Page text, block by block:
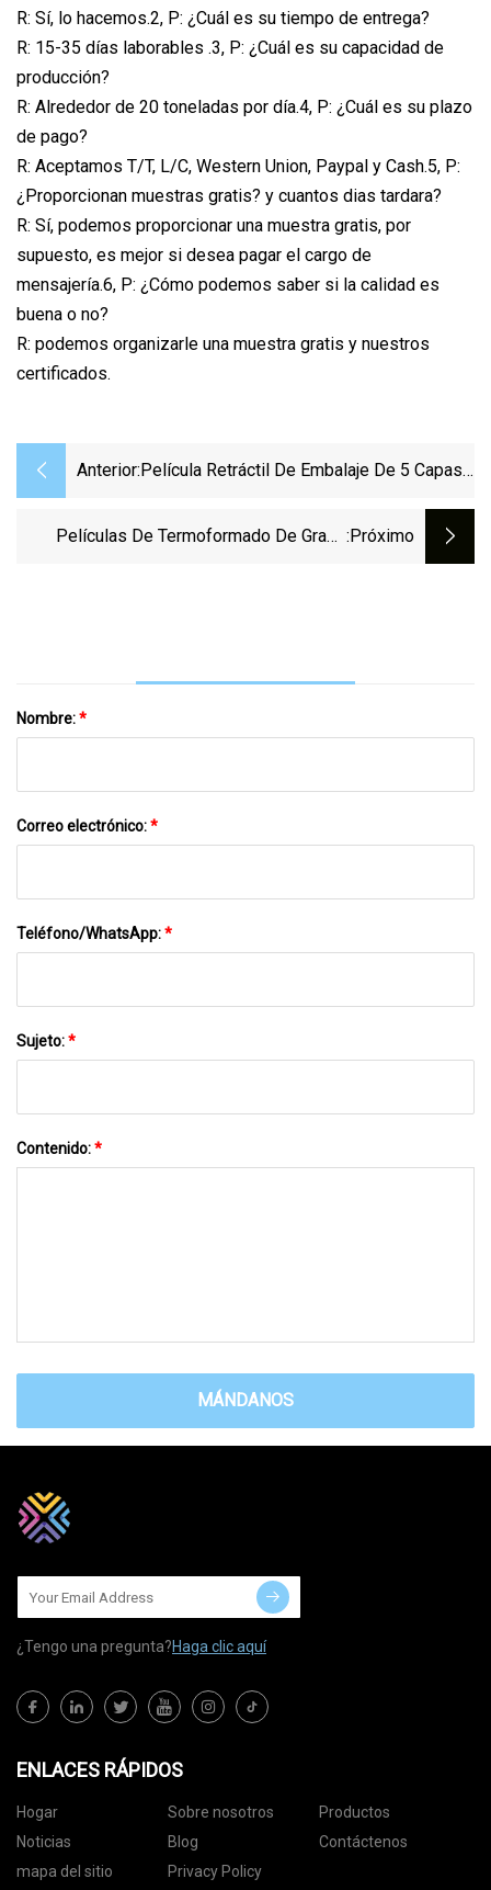
R: Sí, lo hacemos.2, P: ¿Cuál es su tiempo de entrega?
R: 15-35 días laborables .3, P: ¿Cuál es su capacidad de
producción?
R: Alrededor de 20 toneladas por día.4, P: ¿Cuál es su plazo
de pago?
R: Aceptamos T/T, L/C, Western Union, Paypal y Cash.5, P:
¿Proporcionan muestras gratis? y cuantos dias tardara?
R: Sí, podemos proporcionar una muestra gratis, por
supuesto, es mejor si desea pagar el cargo de
mensajería.6, P: ¿Cómo podemos saber si la calidad es
buena o no?
R: podemos organizarle una muestra gratis y nuestros
certificados.
Anterior: Película Retráctil De Embalaje De 5 Capas
PA/PE/EVOH/PVDC/EVA
Películas De Termoformado De Grado :próximo
Nombre:*
Correo electrónico:*
Teléfono/WhatsApp:*
Sujeto:*
Contenido:*
MÁNDANOS
¿Tengo una pregunta?Haga clic aquí
ENLACES RÁPIDOS
Hogar Sobre nosotros
Productos
Noticias
Blog
Contáctenos
mapa del sitio
Privacy Policy